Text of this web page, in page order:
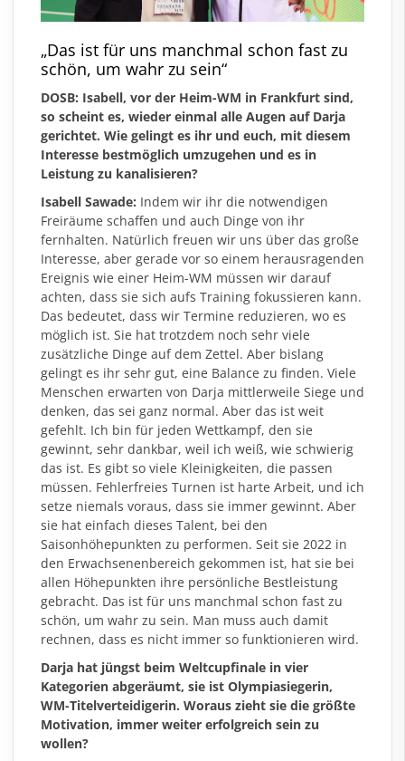
„Das ist für uns manchmal schon fast zu
schön, um wahr zu sein“
DOSB: Isabell, vor der Heim-WM in Frankfurt sind,
so scheint es, wieder einmal alle Augen auf Darja
gerichtet. Wie gelingt es ihr und euch, mit diesem
Interesse bestmöglich umzugehen und es in
Leistung zu kanalisieren?
Isabell Sawade: Indem wir ihr die notwendigen
Freiräume schaffen und auch Dinge von ihr
fernhalten. Natürlich freuen wir uns über das große
Interesse, aber gerade vor so einem herausragenden
Ereignis wie einer Heim-WM müssen wir darauf
achten, dass sie sich aufs Training fokussieren kann.
Das bedeutet, dass wir Termine reduzieren, wo es
möglich ist. Sie hat trotzdem noch sehr viele
zusätzliche Dinge auf dem Zettel. Aber bislang
gelingt es ihr sehr gut, eine Balance zu finden. Viele
Menschen erwarten von Darja mittlerweile Siege und
denken, das sei ganz normal. Aber das ist weit
gefehlt. Ich bin für jeden Wettkampf, den sie
gewinnt, sehr dankbar, weil ich weiß, wie schwierig
das ist. Es gibt so viele Kleinigkeiten, die passen
müssen. Fehlerfreies Turnen ist harte Arbeit, und ich
setze niemals voraus, dass sie immer gewinnt. Aber
sie hat einfach dieses Talent, bei den
Saisonhöhepunkten zu performen. Seit sie 2022 in
den Erwachsenenbereich gekommen ist, hat sie bei
allen Höhepunkten ihre persönliche Bestleistung
gebracht. Das ist für uns manchmal schon fast zu
schön, um wahr zu sein. Man muss auch damit
rechnen, dass es nicht immer so funktionieren wird.
Darja hat jüngst beim Weltcupfinale in vier
Kategorien abgeräumt, sie ist Olympiasiegerin,
WM-Titelverteidigerin. Woraus zieht sie die größte
Motivation, immer weiter erfolgreich sein zu
wollen?